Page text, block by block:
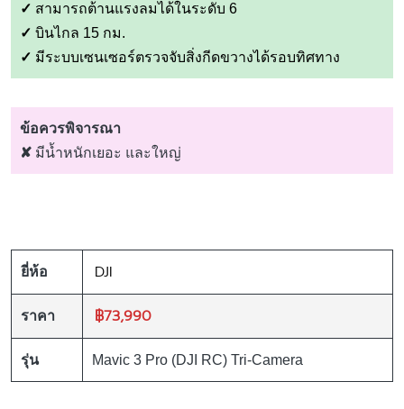
✓ สามารถต้านแรงลมได้ในระดับ 6
✓ บินไกล 15 กม.
✓ มีระบบเซนเซอร์ตรวจจับสิ่งกีดขวางได้รอบทิศทาง
ข้อควรพิจารณา
✘ มีน้ำหนักเยอะ และใหญ่
ยี่ห้อ DJI
ราคา ฿73,990
รุ่น Mavic 3 Pro (DJI RC) Tri-Camera